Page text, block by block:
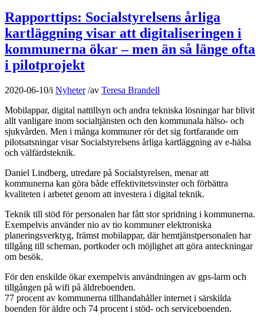
Rapporttips: Socialstyrelsens årliga
kartläggning visar att digitaliseringen i
kommunerna ökar – men än så länge ofta
i pilotprojekt
2020-06-10/i Nyheter /av Teresa Brandell
Mobilappar, digital nattillsyn och andra tekniska lösningar har blivit
allt vanligare inom socialtjänsten och den kommunala hälso- och
sjukvården. Men i många kommuner rör det sig fortfarande om
pilotsatsningar visar Socialstyrelsens årliga kartläggning av e-hälsa
och välfärdsteknik.
Daniel Lindberg, utredare på Socialstyrelsen, menar att
kommunerna kan göra både effektivitetsvinster och förbättra
kvaliteten i arbetet genom att investera i digital teknik.
Teknik till stöd för personalen har fått stor spridning i kommunerna.
Exempelvis använder nio av tio kommuner elektroniska
planeringsverktyg, främst mobilappar, där hemtjänstpersonalen har
tillgång till scheman, portkoder och möjlighet att göra anteckningar
om besök.
För den enskilde ökar exempelvis användningen av gps-larm och
tillgången på wifi på äldreboenden.
77 procent av kommunerna tillhandahåller internet i särskilda
boenden för äldre och 74 procent i stöd- och serviceboenden.